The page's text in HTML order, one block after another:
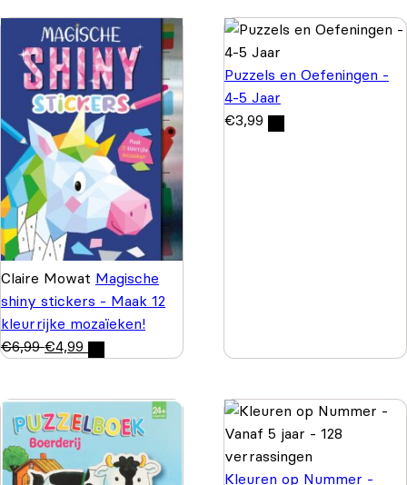
Claire Mowat Magische
shiny stickers - Maak 12
kleurrijke mozaïeken!
€6,99 €4,99
Puzzels en Oefeningen -
4-5 Jaar
€3,99
Kleuren op Nummer -